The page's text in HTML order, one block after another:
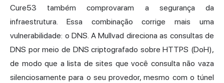
Cure53 também comprovaram a segurança da
infraestrutura. Essa combinação corrige mais uma
vulnerabilidade: o DNS. A Mullvad direciona as consultas de
DNS por meio de DNS criptografado sobre HTTPS (DoH),
de modo que a lista de sites que você consulta não vaza
silenciosamente para o seu provedor, mesmo com o túnel